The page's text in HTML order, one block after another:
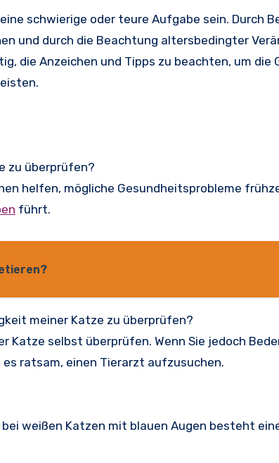
schwierige oder teure Aufgabe sein. Durch
und durch die Beachtung altersbedingter
die Anzeichen und Tipps zu beachten, um die
zu überprüfen?
helfen, mögliche Gesundheitsprobleme
führt.
meiner Katze zu überprüfen?
Katze selbst überprüfen. Wenn Sie jedoch
ratsam, einen Tierarzt aufzusuchen.
weißen Katzen mit blauen Augen besteht